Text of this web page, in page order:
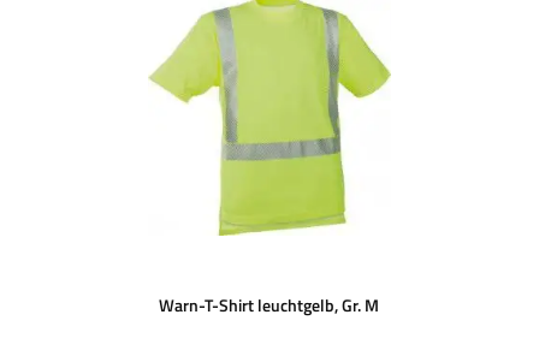
Warn-T-Shirt leuchtgelb, Gr. M